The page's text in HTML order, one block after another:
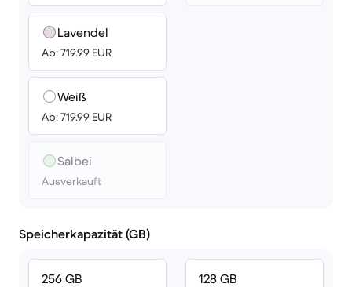
Lavendel
Ab: 719.99 EUR
Weiß
Ab: 719.99 EUR
Salbei
Ausverkauft
Speicherkapazität (GB)
256 GB 128 GB